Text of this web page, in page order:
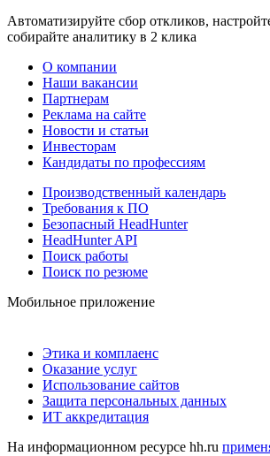
Автоматизируйте сбор откликов,
собирайте аналитику в 2 клика
О компании
Наши вакансии
Партнерам
Реклама на сайте
Новости и статьи
Инвесторам
Кандидаты по профессиям
Производственный календарь
Требования к ПО
Безопасный HeadHunter
HeadHunter API
Поиск работы
Поиск по резюме
Мобильное приложение
Этика и комплаенс
Оказание услуг
Использование сайтов
Защита персональных данных
ИТ аккредитация
На информационном ресурсе hh.ru